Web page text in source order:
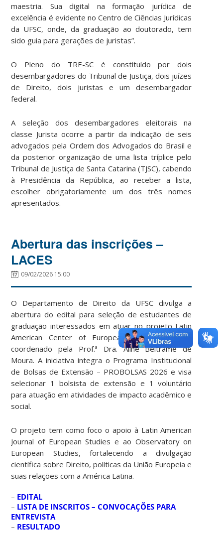
maestria. Sua digital na formação jurídica de
excelência é evidente no Centro de Ciências Jurídicas
da UFSC, onde, da graduação ao doutorado, tem
sido guia para gerações de juristas”.
O Pleno do TRE-SC é constituído por dois
desembargadores do Tribunal de Justiça, dois juízes
de Direito, dois juristas e um desembargador
federal.
A seleção dos desembargadores eleitorais na
classe Jurista ocorre a partir da indicação de seis
advogados pela Ordem dos Advogados do Brasil e
da posterior organização de uma lista tríplice pelo
Tribunal de Justiça de Santa Catarina (TJSC), cabendo
à Presidência da República, ao receber a lista,
escolher obrigatoriamente um dos três nomes
apresentados.
Abertura das inscrições –
LACES
09/02/2026 15:00
O Departamento de Direito da UFSC divulga a
abertura do edital para seleção de estudantes de
graduação interessados em atuar no projeto Latin
American Center of European Studies (LACES),
coordenado pela Prof.ª Dra. Aline Beltrame de
Moura. A iniciativa integra o Programa Institucional
de Bolsas de Extensão – PROBOLSAS 2026 e visa
selecionar 1 bolsista de extensão e 1 voluntário
para atuação em atividades de impacto acadêmico e
social.
O projeto tem como foco o apoio à Latin American
Journal of European Studies e ao Observatory on
European Studies, fortalecendo a divulgação
científica sobre Direito, políticas da União Europeia e
suas relações com a América Latina.
– EDITAL
– LISTA DE INSCRITOS – CONVOCAÇÕES PARA
ENTREVISTA
– RESULTADO